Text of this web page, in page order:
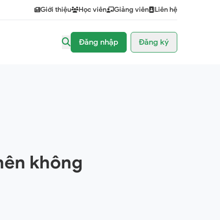
Giới thiệu Học viên Giảng viên Liên hệ
Đăng nhập Đăng ký
không